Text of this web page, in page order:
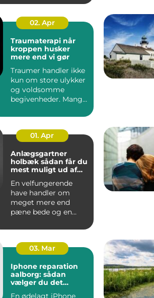
sam...
02. Apr
Traumaterapi når
kroppen husker
mere end vi gør
Traumer handler ikke
kun om store ulykker
og voldsomme
begivenheder. Mange
rundt på ...
01. Apr
Anlægsgartner
holbæk sådan får du
mest muligt ud af
En velfungerende
have handler om
meget mere end
pæne bede og en
En gennemtænkt lø...
03. Mar
Iphone reparation
aalborg: sådan
vælger du det
En ødelagt iPhone